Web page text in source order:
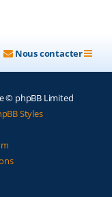
Nous contacter
© phpBB Limited
Styles